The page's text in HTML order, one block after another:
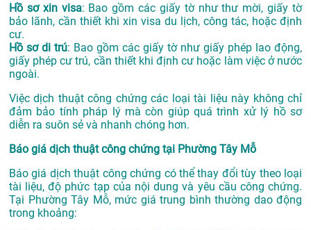
Hồ sơ xin visa: Bao gồm các giấy tờ như thư mời, giấy tờ
bảo lãnh, cần thiết khi xin visa du lịch, công tác, hoặc định
cư.
Hồ sơ di trú: Bao gồm các giấy tờ như giấy phép lao động,
giấy phép cư trú, cần thiết khi định cư hoặc làm việc ở nước
ngoài.
Việc dịch thuật công chứng các loại tài liệu này không chỉ
đảm bảo tính pháp lý mà còn giúp quá trình xử lý hồ sơ
diễn ra suôn sẻ và nhanh chóng hơn.
Báo giá dịch thuật công chứng tại Phường Tây Mỗ
Báo giá dịch thuật công chứng có thể thay đổi tùy theo loại
tài liệu, độ phức tạp của nội dung và yêu cầu công chứng.
Tại Phường Tây Mỗ, mức giá trung bình thường dao động
trong khoảng: